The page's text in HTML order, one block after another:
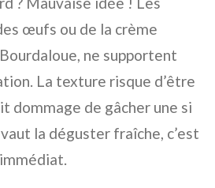
œufs ou de la crème
ne supportent
La texture risque d’être
dommage de gâcher une si
la déguster fraîche, c’est